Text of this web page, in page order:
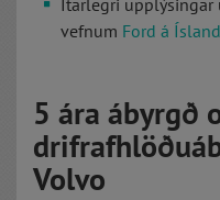
Ítarlegri upplýsingar
vefnum Ford á
5 ára ábyrgð
Volvo